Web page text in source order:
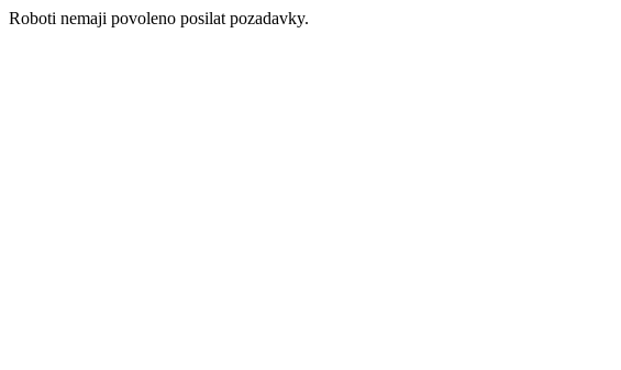
Roboti nemaji povoleno posilat pozadavky.